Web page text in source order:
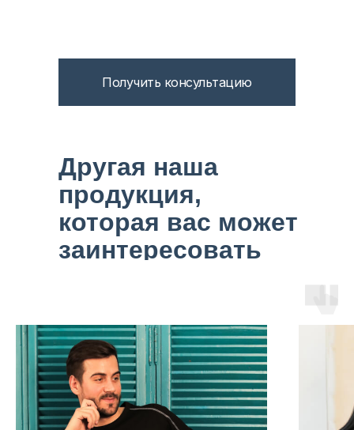
Получить консультацию
Другая наша
продукция,
которая вас может
заинтересовать